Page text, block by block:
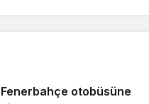
Fenerbahçe otobüsüne